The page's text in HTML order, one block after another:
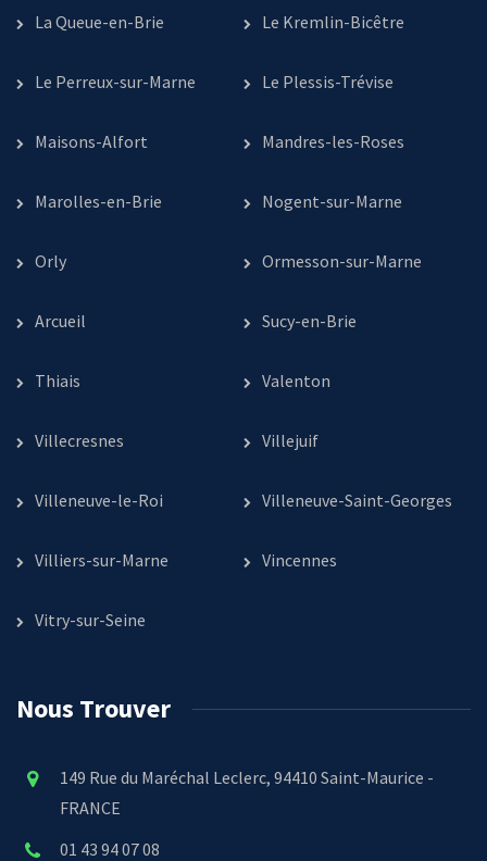
La Queue-en-Brie Le Kremlin-Bicêtre
Le Perreux-sur-Marne Le Plessis-Trévise
Maisons-Alfort Mandres-les-Roses
Marolles-en-Brie Nogent-sur-Marne
Orly Ormesson-sur-Marne
Arcueil Sucy-en-Brie
Thiais Valenton
Villecresnes Villejuif
Villeneuve-le-Roi Villeneuve-Saint-Georges
Villiers-sur-Marne Vincennes
Vitry-sur-Seine
Nous Trouver
149 Rue du Maréchal Leclerc, 94410 Saint-Maurice -
FRANCE
01 43 94 07 08